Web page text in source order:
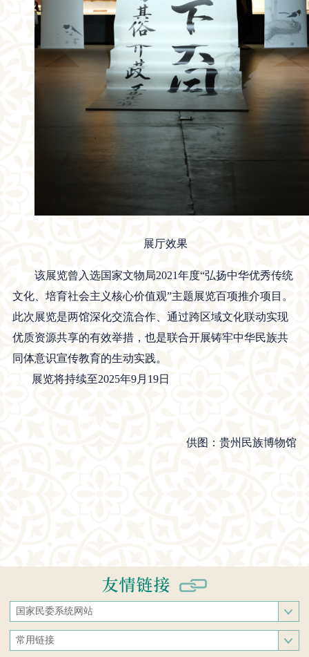
展厅效果
该展览曾入选国家文物局2021年度“弘扬中华优秀传统
文化、培育社会主义核心价值观”主题展览百项推介项目。
此次展览是两馆深化交流合作、通过跨区域文化联动实现
优质资源共享的有效举措，也是联合开展铸牢中华民族共
同体意识宣传教育的生动实践。
展览将持续至2025年9月19日
供图：贵州民族博物馆
国家民委系统网站
国家民族事务委员会
中央民族大学
常用链接